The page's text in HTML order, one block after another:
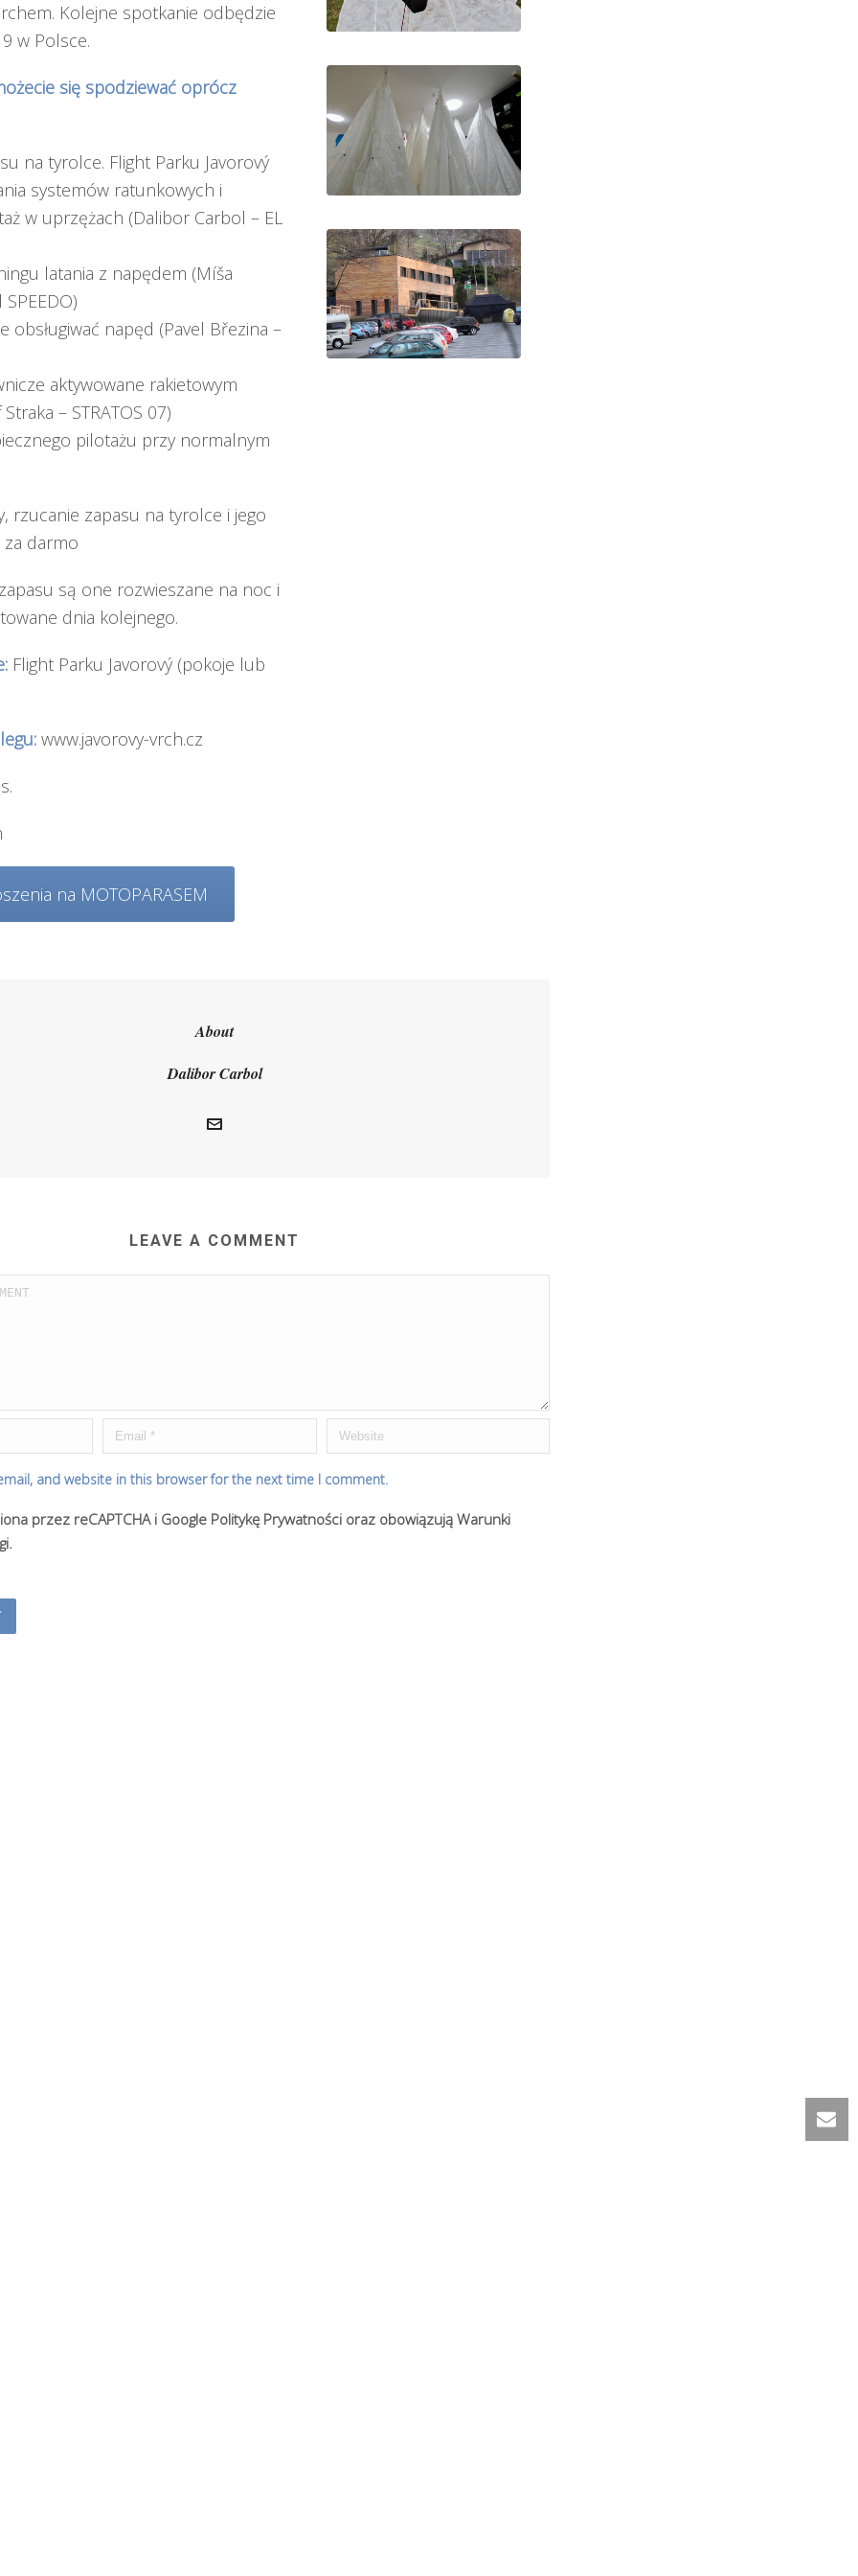
Kolejne spotkanie odbędzie
w Polsce.
się spodziewać oprócz
na tyrolce. Flight Parku Javorový
systemów ratunkowych i
w uprzężach (Dalibor Carbol – EL
latania z napędem (Míša
obsługiwać napęd (Pavel Březina –
aktywowane rakietowym
– STRATOS 07)
pilotażu przy normalnym
rzucanie zapasu na tyrolce i jego
darmo
są one rozwieszane na noc i
dnia kolejnego.
Flight Parku Javorový (pokoje lub
www.javorovy-vrch.cz
na MOTOPARASEM
About
Dalibor Carbol
LEAVE A COMMENT
and website in this browser for the next time I comment.
przez reCAPTCHA i Google Politykę Prywatności oraz obowiązują Warunki
.